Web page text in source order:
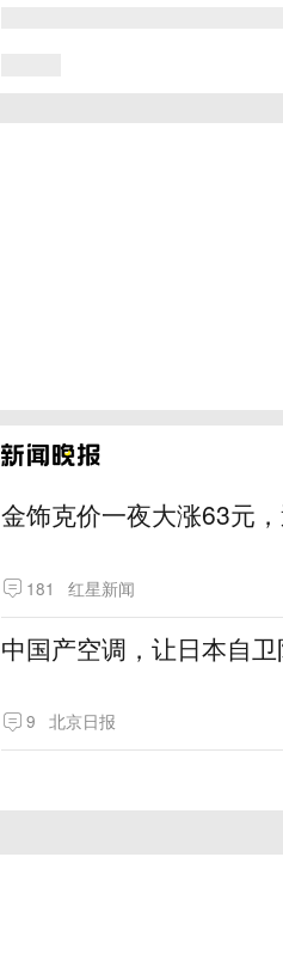
金饰克价一夜大涨63元
181 红星新闻
中国产空调，让日本自卫
9 北京日报